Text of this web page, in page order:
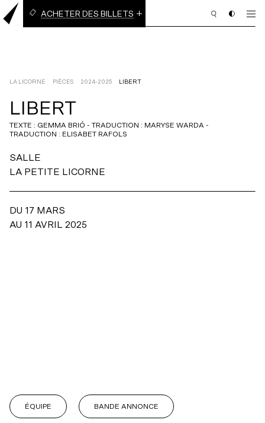
ACHETER DES BILLETS
PROGRAMMATION
ABONNEMENT
NOUS APPUYER
NOUS JOINDRE
L’équipe
La codiffusion
Infos pratiques
FACEBOOK
FACEBOOK INSTAGRAM
INSTAGRAM YOUTUBE
YOUTUBE
LA LICORNE PIÈCES 2024-2025 LIBERT
LIBERT
TEXTE : GEMMA BRIÓ - TRADUCTION : MARYSE WARDA -
TRADUCTION : ELISABET RAFOLS
SALLE
LA PETITE LICORNE
DU 17 MARS
AU 11 AVRIL 2025
ÉQUIPE BANDE ANNONCE